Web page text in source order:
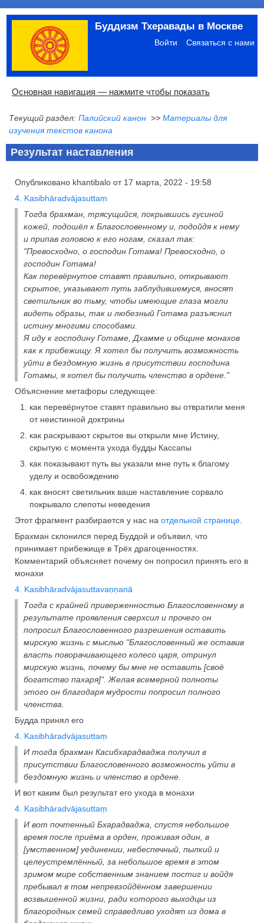
Перейти
основному
содержанию
Буддизм Тхеравады в Москве
Меню
учётной
записи
пользователя
Войти Связаться с нами
Основная
Основная навигация — нажмите чтобы показать
Главная
Община
Палийский канон
Язык пали
Материалы по темам
Современная литература
Блоги
Ссылки
Поиск
Текущий раздел: Палийский канон >> Материалы для
изучения текстов канона
Результат наставления
Опубликовано khantibalo от 17 марта, 2022 - 19:58
4. Kasibhāradvājasuttaṃ
Тогда брахман, трясущийся, покрывшись гусиной
кожей, подошёл к Благословенному и, подойдя к нему
и припав головою к его ногам, сказал так:
"Превосходно, о господин Готама! Превосходно, о
господин Готама!
Как перевёрнутое ставят правильно, открывают
скрытое, указывают путь заблудившемуся, вносят
светильник во тьму, чтобы имеющие глаза могли
видеть образы, так и любезный Готама разъяснил
истину многими способами.
Я иду к господину Готаме, Дхамме и общине монахов
как к прибежищу. Я хотел бы получить возможность
уйти в бездомную жизнь в присутствии господина
Готамы, я хотел бы получить членство в ордене."
Объяснение метафоры следующее:
как перевёрнутое ставят правильно вы отвратили меня
от неистинной доктрины
как раскрывают скрытое вы открыли мне Истину,
скрытую с момента ухода будды Кассапы
как показывают путь вы указали мне путь к благому
уделу и освобождению
как вносят светильник ваше наставление сорвало
покрывало слепоты неведения
Этот фрагмент разбирается у нас на отдельной странице
Брахман склонился перед Буддой и объявил, что
принимает прибежище в Трёх драгоценностях.
Комментарий объясняет почему он попросил принять его в
монахи
4. Kasibhāradvājasuttavaṇṇanā
Тогда с крайней приверженностью Благословенному в
результате проявления сверхсил и прочего он
попросил Благословенного разрешения оставить
мирскую жизнь с мыслью "Благословенный же оставив
власть поворачивающего колесо царя, отринул
мирскую жизнь, почему бы мне не оставить [своё
богатство пахаря]". Желая всемерной полноты
этого он благодаря мудрости попросил полного
членства.
Будда принял его
4. Kasibhāradvājasuttaṃ
И тогда брахман Касибхарадваджа получил в
присутствии Благословенного возможность уйти в
бездомную жизнь и членство в ордене.
И вот каким был результат его ухода в монахи
4. Kasibhāradvājasuttaṃ
И вот почтенный Бхарадваджа, спустя небольшое
время после приёма в орден, проживая один, в
[умственном] уединении, небеспечный, пылкий и
целеустремлённый, за небольшое время в этом
зримом мире собственным знанием постиг и войдя
пребывал в том непревзойдённом завершении
возвышенной жизни, ради которого выходцы из
благородных семей справедливо уходят из дома в